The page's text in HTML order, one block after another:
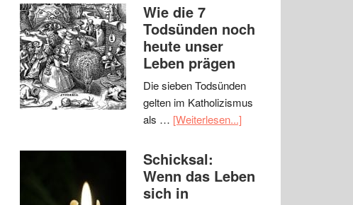
Wie die 7
Todsünden noch
heute unser
Leben prägen
Die sieben Todsünden
gelten im Katholizismus
als … [Weiterlesen...]
Schicksal:
Wenn das Leben
sich in